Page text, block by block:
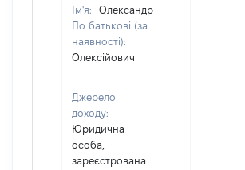
Ім'я:
Олександр
По батькові (за
наявності):
Олексійович
Джерело
доходу:
Юридична
особа,
зареєстрована